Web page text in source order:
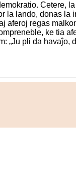
Cetere,
la lando, donas
aferoj regas
ke tia
„Ju pli da havaĵo,